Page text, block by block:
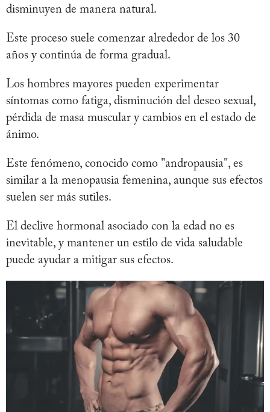
disminuyen de manera natural.
Este proceso suele comenzar alrededor de los 30
años y continúa de forma gradual.
Los hombres mayores pueden experimentar
síntomas como fatiga, disminución del deseo sexual,
pérdida de masa muscular y cambios en el estado de
ánimo.
Este fenómeno, conocido como "andropausia", es
similar a la menopausia femenina, aunque sus efectos
suelen ser más sutiles.
El declive hormonal asociado con la edad no es
inevitable, y mantener un estilo de vida saludable
puede ayudar a mitigar sus efectos.